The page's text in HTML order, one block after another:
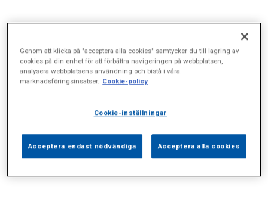
Sidor (0) Press (0) Sophianytt (0)
Genom att klicka på "acceptera alla cookies" samtycker du till lagring av
cookies på din enhet för att förbättra navigeringen på webbplatsen,
analysera webbplatsens användning och bistå i våra
marknadsföringsinsatser. Cookie-policy
Cookie-inställningar
Acceptera endast nödvändiga Acceptera alla cookies